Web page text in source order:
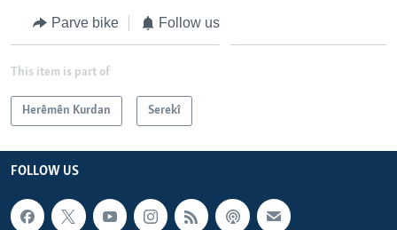
Parve bike Follow us
This item is part of
Herêmên Kurdan Serekî
FOLLOW US